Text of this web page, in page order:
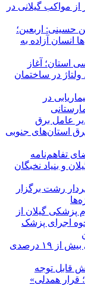
از مواکب گیلانی در
حسینی: اربعین؛
انسان آزاده به
استان؛ آغاز
در ساختمان
در
عامل برق
استان‌های جنوبی
تفاهم‌نامه
و بنیاد نخبگان
رشت برگزار
پزشکی گیلان از
اجرای پزشک
با استفاده از تعمیرات خط گرم جلوگیری بیش از ۱۹ درصدی
قابل توجه